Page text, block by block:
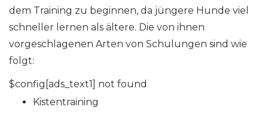
dem Training zu beginnen, da jüngere Hunde viel
schneller lernen als ältere. Die von ihnen
vorgeschlagenen Arten von Schulungen sind wie
folgt:
$config[ads_text1] not found
Kistentraining